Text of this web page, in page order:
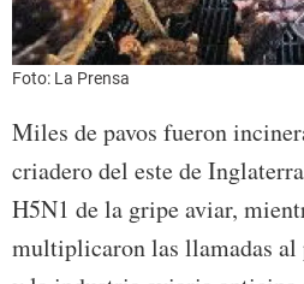
Foto: La Prensa
Miles de pavos fueron
criadero del este de
H5N1 de la gripe aviar,
multiplicaron las llamadas al